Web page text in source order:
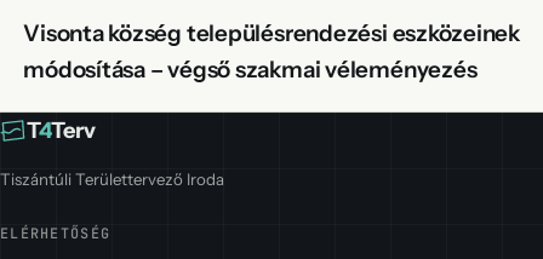
Visonta község településrendezési eszközeinek
módosítása – végső szakmai véleményezés
T4Terv
Tiszántúli Területtervező Iroda
ELÉRHETŐSÉG